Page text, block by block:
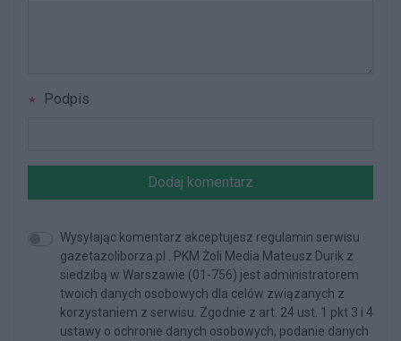
Podpis
Dodaj komentarz
Wysyłając komentarz akceptujesz regulamin serwisu
gazetazoliborza.pl . PKM Żoli Media Mateusz Durik z
siedzibą w Warszawie (01-756) jest administratorem
twoich danych osobowych dla celów związanych z
korzystaniem z serwisu. Zgodnie z art. 24 ust. 1 pkt 3 i 4
ustawy o ochronie danych osobowych, podanie danych